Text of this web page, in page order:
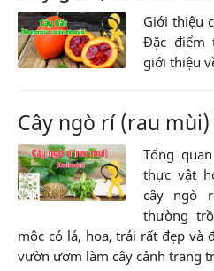
Giới thiệu
Đặc điểm
giới thiệu
Cây ngò rí (rau
Tổng
thực vật
cây ngò
thường
mộc có lá, hoa, trái rất đẹp và
vườn ươm làm cây cảnh trang